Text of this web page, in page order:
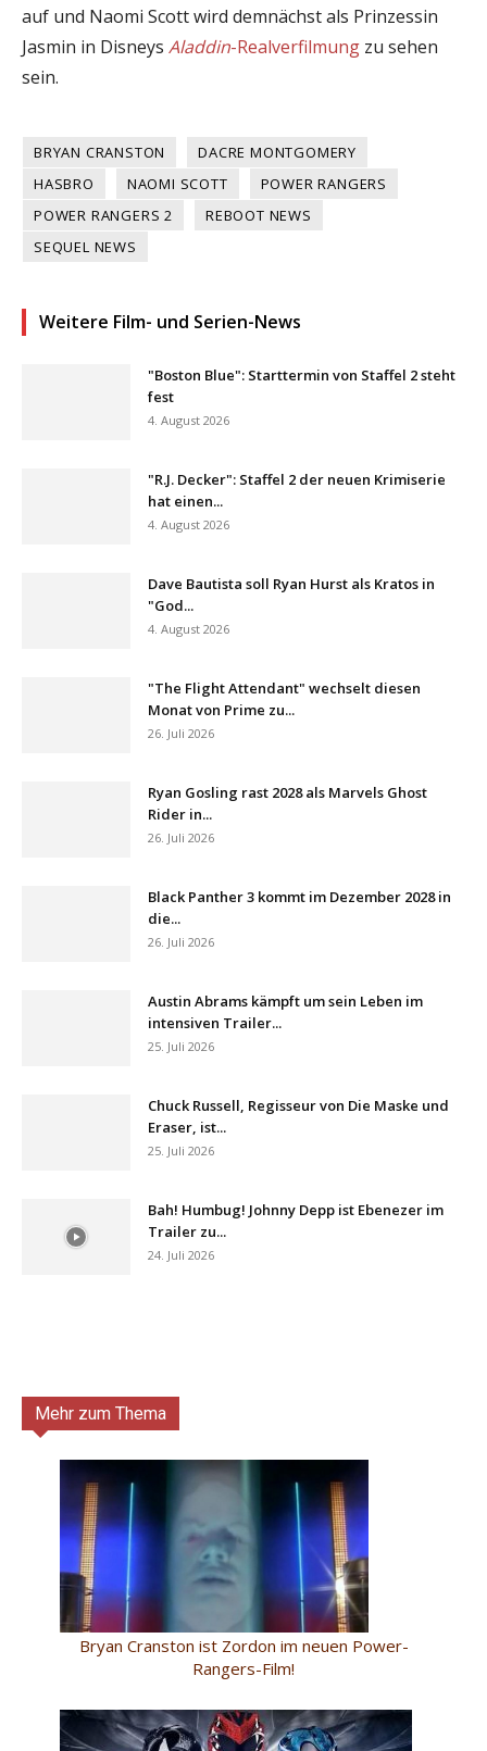
auf und Naomi Scott wird demnächst als Prinzessin
Jasmin in Disneys Aladdin-Realverfilmung zu sehen
sein.
BRYAN CRANSTON
DACRE MONTGOMERY
HASBRO
NAOMI SCOTT
POWER RANGERS
POWER RANGERS 2
REBOOT NEWS
SEQUEL NEWS
Weitere Film- und Serien-News
"Boston Blue": Starttermin von Staffel 2 steht
fest
4. August 2026
"R.J. Decker": Staffel 2 der neuen Krimiserie
hat einen...
4. August 2026
Dave Bautista soll Ryan Hurst als Kratos in
"God...
4. August 2026
"The Flight Attendant" wechselt diesen
Monat von Prime zu...
26. Juli 2026
Ryan Gosling rast 2028 als Marvels Ghost
Rider in...
26. Juli 2026
Black Panther 3 kommt im Dezember 2028 in
die...
26. Juli 2026
Austin Abrams kämpft um sein Leben im
intensiven Trailer...
25. Juli 2026
Chuck Russell, Regisseur von Die Maske und
Eraser, ist...
25. Juli 2026
Bah! Humbug! Johnny Depp ist Ebenezer im
Trailer zu...
24. Juli 2026
Mehr zum Thema
Bryan Cranston ist Zordon im neuen Power-
Rangers-Film!